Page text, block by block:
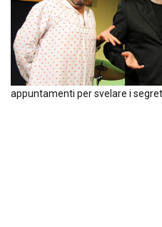
appuntamenti per svelare i